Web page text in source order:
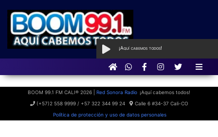
con Qué Programa tan
BOOM
¡Aquí cabemos todos!
BOOM 99.1 FM CALI® 2026 | Red Sonora Radio ¡Aquí cabemos todos!
(+57)2 558 9999 / +57 322 344 99 24
Calle 6 #34-37 Cali-CO
Política de protección y uso de datos personales